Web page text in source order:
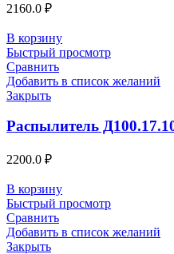
2160.0 ₽
В корзину
Быстрый просмотр
Сравнить
Добавить в список желаний
Закрыть
Распылитель
2200.0 ₽
В корзину
Быстрый просмотр
Сравнить
Добавить в список желаний
Закрыть